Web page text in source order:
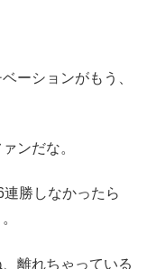
ーションがもう、
ンだな。
連勝しなかったら
離れちゃっている